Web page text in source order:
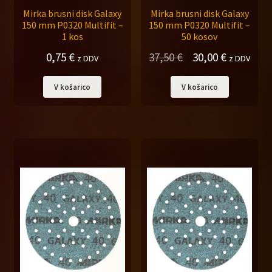
Mirka brusni disk Galaxy
150 mm P0320 Multifit –
1 kos
0,75 € z DDV
V košarico
Mirka brusni disk Galaxy
150 mm P0320 Multifit –
50 kosov
37,50€
Izvirna
cena
je
30,00 €Trenutna
cena
je:
z DDV
V košarico